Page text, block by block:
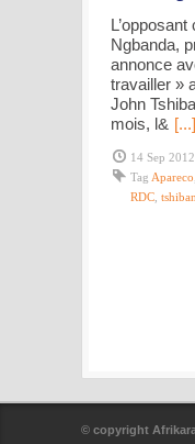
Ngbanda,
annonce
travailler »
John
mois, l& [...]
14 Sep 2012
Tag Apareco
RDC
© copyright